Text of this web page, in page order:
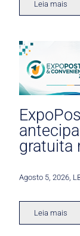
Leia mais
gratuita
Agosto 5, 2026
Leia mais